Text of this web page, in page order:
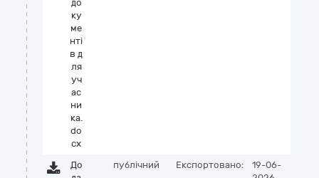
до
ку
ме
нті
в д
ля
уч
ас
ни
ка.
do
cx
До
публічний Експортовано:
19-06-